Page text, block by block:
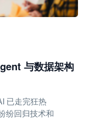
与数据架构
已走完狂热
纷回归技术和